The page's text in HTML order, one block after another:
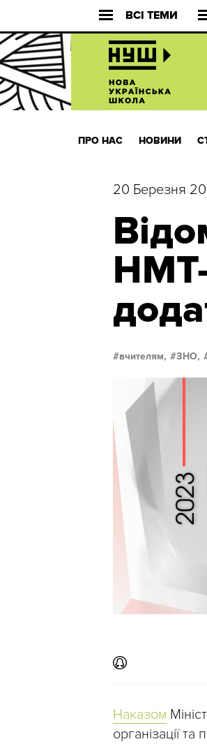
ВСІ ТЕМИ
ПРО НАС НОВИНИ
20 Березня
НМТ-
вчителям, ЗНО,
Наказом
організації